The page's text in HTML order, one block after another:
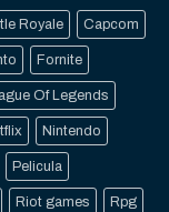
Royale Capcom
Fornite
Of Legends
Nintendo
Pelicula
Riot games Rpg